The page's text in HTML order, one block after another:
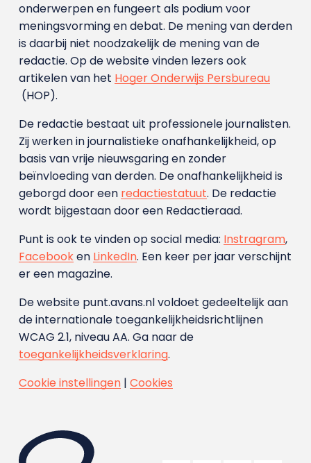
onderwerpen en fungeert als podium voor
meningsvorming en debat. De mening van derden
is daarbij niet noodzakelijk de mening van de
redactie. Op de website vinden lezers ook
artikelen van het Hoger Onderwijs Persbureau
(HOP).
De redactie bestaat uit professionele journalisten.
Zij werken in journalistieke onafhankelijkheid, op
basis van vrije nieuwsgaring en zonder
beïnvloeding van derden. De onafhankelijkheid is
geborgd door een redactiestatuut. De redactie
wordt bijgestaan door een Redactieraad.
Punt is ook te vinden op social media: Instragram,
Facebooken LinkedIn. Een keer per jaar verschijnt
er een magazine.
De website punt.avans.nl voldoet gedeeltelijk aan
de internationale toegankelijkheidsrichtlijnen
WCAG 2.1, niveau AA. Ga naar de
toegankelijkheidsverklaring.
Cookie instellingen| Cookies